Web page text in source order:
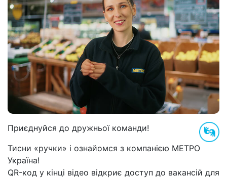
Приєднуйся до дружньої команди!
Тисни «ручки» і ознайомся з компанією МЕТРО
Україна!
QR-код у кінці відео відкриє доступ до вакансій для